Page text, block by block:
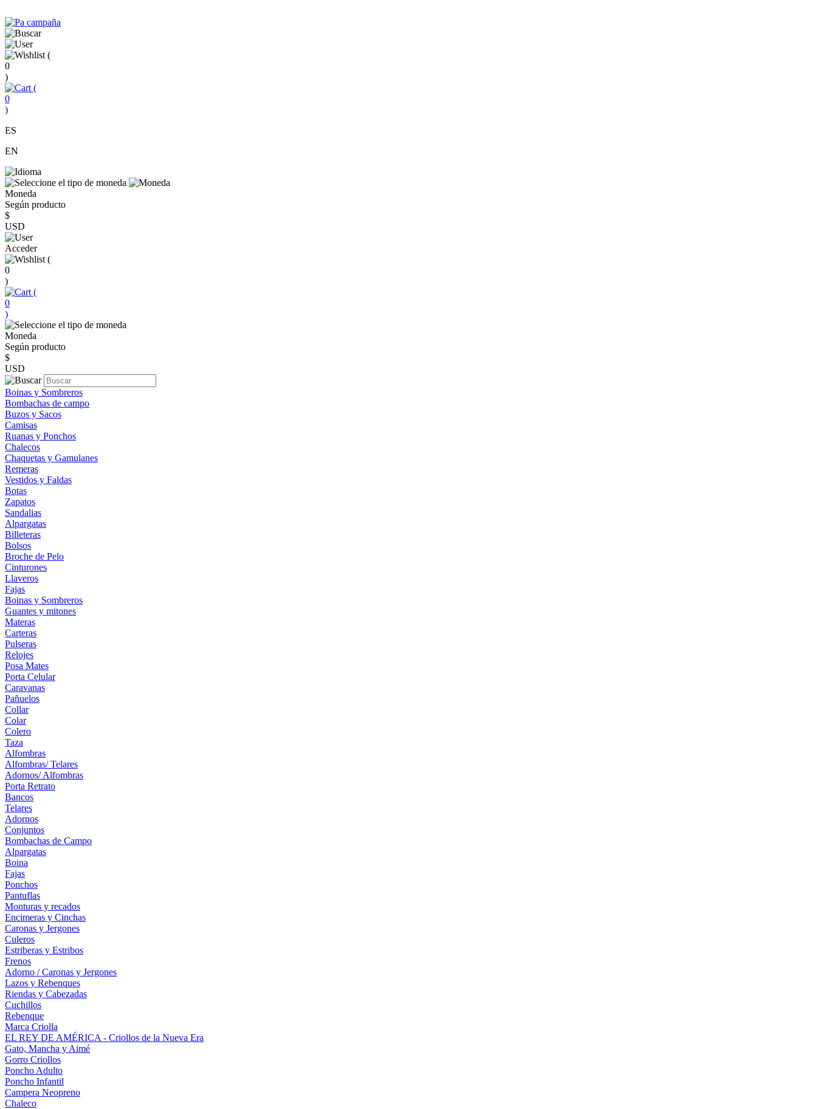
(
0
)
(
0
)
ES
EN
Moneda
Según producto
$
USD
Acceder
(
0
)
(
0
)
Moneda
Según producto
$
USD
Boinas y Sombreros
Bombachas de campo
Buzos y Sacos
Camisas
Ruanas y Ponchos
Chalecos
Chaquetas y Gamulanes
Remeras
Vestidos y Faldas
Botas
Zapatos
Sandalias
Alpargatas
Billeteras
Bolsos
Broche de Pelo
Cinturones
Llaveros
Fajas
Boinas y Sombreros
Guantes y mitones
Materas
Carteras
Pulseras
Relojes
Posa Mates
Porta Celular
Caravanas
Pañuelos
Collar
Colar
Colero
Taza
Alfombras
Alfombras/ Telares
Adornos/ Alfombras
Porta Retrato
Bancos
Telares
Adornos
Conjuntos
Bombachas de Campo
Alpargatas
Boina
Fajas
Ponchos
Pantuflas
Monturas y recados
Encimeras y Cinchas
Caronas y Jergones
Culeros
Estriberas y Estribos
Frenos
Adorno / Caronas y Jergones
Lazos y Rebenques
Riendas y Cabezadas
Cuchillos
Rebenque
Marca Criolla
EL REY DE AMÉRICA - Criollos de la Nueva Era
Gato, Mancha y Aimé
Gorro Criollos
Poncho Adulto
Poncho Infantil
Campera Neopreno
Chaleco